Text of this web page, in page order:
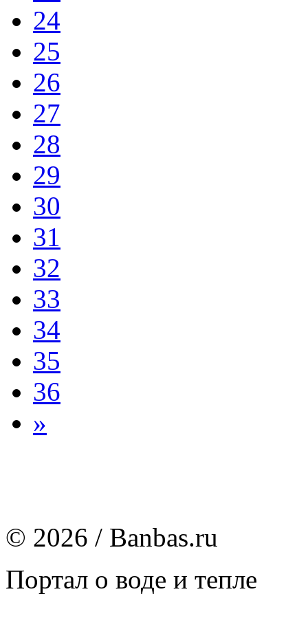
24
25
26
27
28
29
30
31
32
33
34
35
36
»
© 2026 / Banbas.ru
Портал о воде и тепле